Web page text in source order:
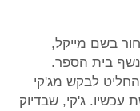
עם בחור בשם מייקל,
נשף בית הספר.
החליט לבקש מג'קי
ג'קי, שבדיוק